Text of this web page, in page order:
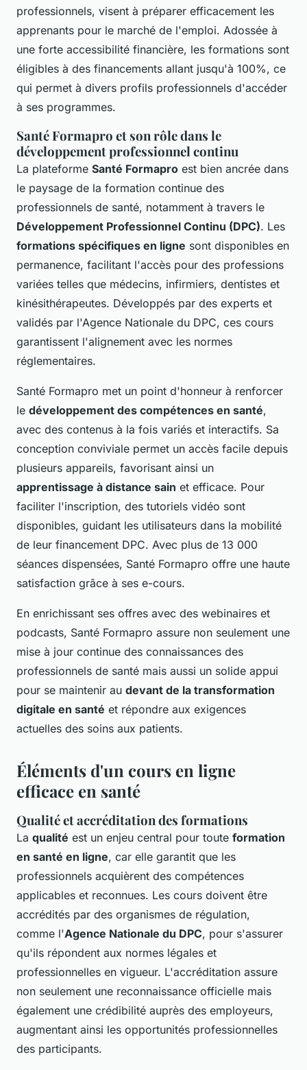
professionnels, visent à préparer efficacement les
apprenants pour le marché de l'emploi. Adossée à
une forte accessibilité financière, les formations sont
éligibles à des financements allant jusqu'à 100%, ce
qui permet à divers profils professionnels d'accéder
à ses programmes.
Santé Formapro et son rôle dans le
développement professionnel continu
La plateforme Santé Formapro est bien ancrée dans
le paysage de la formation continue des
professionnels de santé, notamment à travers le
Développement Professionnel Continu (DPC). Les
formations spécifiques en ligne sont disponibles en
permanence, facilitant l'accès pour des professions
variées telles que médecins, infirmiers, dentistes et
kinésithérapeutes. Développés par des experts et
validés par l'Agence Nationale du DPC, ces cours
garantissent l'alignement avec les normes
réglementaires.
Santé Formapro met un point d'honneur à renforcer
le développement des compétences en santé,
avec des contenus à la fois variés et interactifs. Sa
conception conviviale permet un accès facile depuis
plusieurs appareils, favorisant ainsi un
apprentissage à distance sain et efficace. Pour
faciliter l'inscription, des tutoriels vidéo sont
disponibles, guidant les utilisateurs dans la mobilité
de leur financement DPC. Avec plus de 13 000
séances dispensées, Santé Formapro offre une haute
satisfaction grâce à ses e-cours.
En enrichissant ses offres avec des webinaires et
podcasts, Santé Formapro assure non seulement une
mise à jour continue des connaissances des
professionnels de santé mais aussi un solide appui
pour se maintenir au devant de la transformation
digitale en santé et répondre aux exigences
actuelles des soins aux patients.
Éléments d'un cours en ligne
efficace en santé
Qualité et accréditation des formations
La qualité est un enjeu central pour toute formation
en santé en ligne, car elle garantit que les
professionnels acquièrent des compétences
applicables et reconnues. Les cours doivent être
accrédités par des organismes de régulation,
comme l'Agence Nationale du DPC, pour s'assurer
qu'ils répondent aux normes légales et
professionnelles en vigueur. L'accréditation assure
non seulement une reconnaissance officielle mais
également une crédibilité auprès des employeurs,
augmentant ainsi les opportunités professionnelles
des participants.